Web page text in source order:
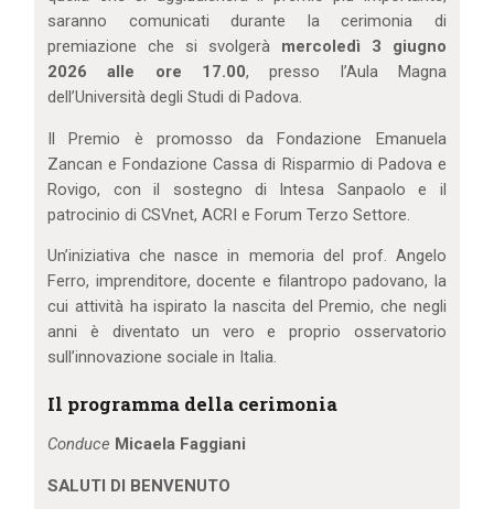
saranno comunicati durante la cerimonia di
premiazione che si svolgerà mercoledì 3 giugno
2026 alle ore 17.00, presso l’Aula Magna
dell’Università degli Studi di Padova.
Il Premio è promosso da Fondazione Emanuela
Zancan e Fondazione Cassa di Risparmio di Padova e
Rovigo, con il sostegno di Intesa Sanpaolo e il
patrocinio di CSVnet, ACRI e Forum Terzo Settore.
Un’iniziativa che nasce in memoria del prof. Angelo
Ferro, imprenditore, docente e filantropo padovano, la
cui attività ha ispirato la nascita del Premio, che negli
anni è diventato un vero e proprio osservatorio
sull’innovazione sociale in Italia.
Il programma della cerimonia
Conduce Micaela Faggiani
SALUTI DI BENVENUTO